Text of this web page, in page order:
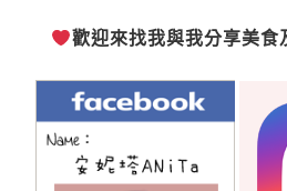
歡迎來找我與我分享美食